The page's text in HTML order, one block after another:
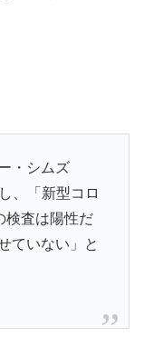
・シムズ
、「新型コロ
検査は陽性だ
ていない」と